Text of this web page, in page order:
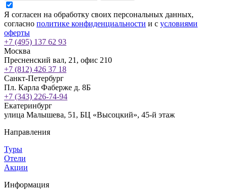
Я согласен на обработку своих персональных данных,
согласно политике конфиденциальности и с условиями
оферты
+7 (495) 137 62 93
Москва
Пресненский вал, 21, офис 210
+7 (812) 426 37 18
Санкт-Петербург
Пл. Карла Фаберже д. 8Б
+7 (343) 226-74-94
Екатеринбург
улица Малышева, 51, БЦ «Высоцкий», 45-й этаж
Направления
Туры
Отели
Акции
Информация